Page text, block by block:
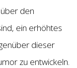
den
ein erhöhtes
dieser
zu entwickeln.